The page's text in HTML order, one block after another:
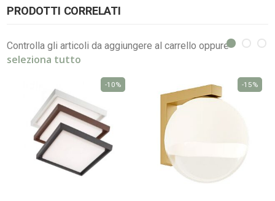
PRODOTTI CORRELATI
Controlla gli articoli da aggiungere al carrello oppure
seleziona tutto
-10% -15%